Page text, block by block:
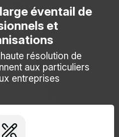
éventail de
et
résolution de
aux particuliers
entreprises